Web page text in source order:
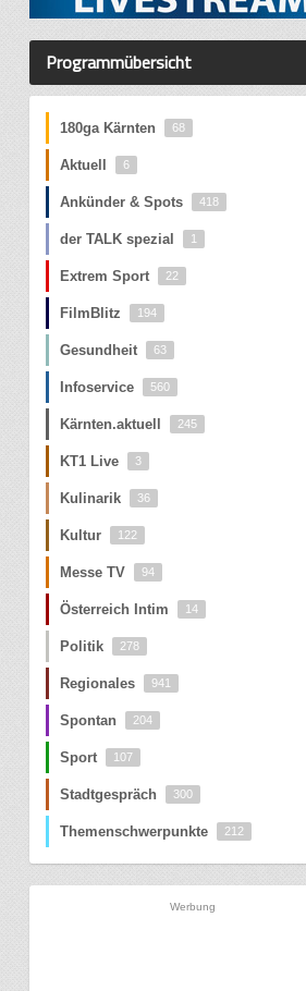
Programmübersicht
180ga Kärnten 68
Aktuell 6
Ankünder & Spots 418
der TALK spezial 1
Extrem Sport 22
FilmBlitz 194
Gesundheit 63
Infoservice 560
Kärnten.aktuell 245
KT1 Live 3
Kulinarik 36
Kultur 122
Messe TV 94
Österreich Intim 14
Politik 278
Regionales 941
Spontan 204
Sport 107
Stadtgespräch 300
Themenschwerpunkte 212
Werbung